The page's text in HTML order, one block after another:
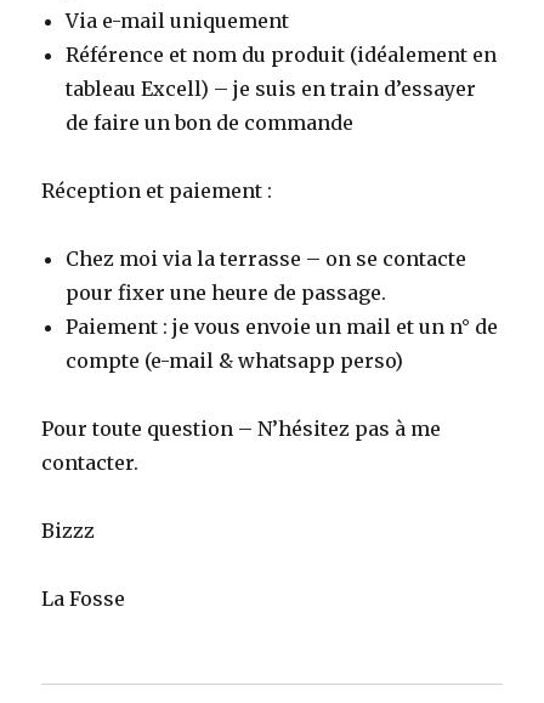
Via e-mail uniquement
Référence et nom du produit (idéalement en
tableau Excell) – je suis en train d’essayer
de faire un bon de commande
Réception et paiement :
Chez moi via la terrasse – on se contacte
pour fixer une heure de passage.
Paiement : je vous envoie un mail et un n° de
compte (e-mail & whatsapp perso)
Pour toute question – N’hésitez pas à me
contacter.
Bizzz
La Fosse